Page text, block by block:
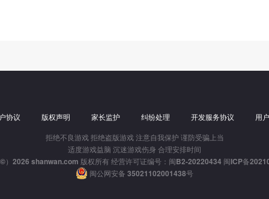
协议 版权声明 家长监护 纠纷处理 开发服务协议 用
拒绝不良游戏 拒绝盗版游戏 注意自我保护 谨防受骗上当
适度游戏益脑 沉迷游戏伤身 合理安排时间
）2026 shanwan.com 版权所有 经营许可证编号：闽B2-20220434 闽ICP备
闽公网安备 35021102001438号